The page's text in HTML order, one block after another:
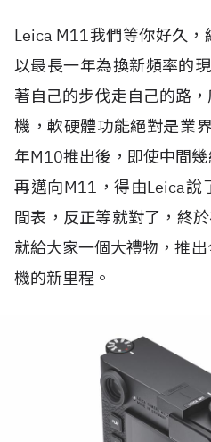
Leica M11我們等你好久
以最長一年為換新頻率的
著自己的步伐走自己的路
機，軟硬體功能絕對是業
年M10推出後，即使中間
再邁向M11，得由Leica說
間表，反正等就對了，終
就給大家一個大禮物，推
機的新里程。